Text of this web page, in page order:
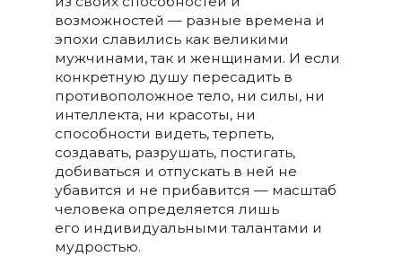
возможностей — разные времена и
эпохи славились как великими
мужчинами, так и женщинами. И если
конкретную душу пересадить в
противоположное тело, ни силы, ни
интеллекта, ни красоты, ни
способности видеть, терпеть,
создавать, разрушать, постигать,
добиваться и отпускать в ней не
убавится и не прибавится — масштаб
человека определяется лишь
его индивидуальными талантами и
мудростью.